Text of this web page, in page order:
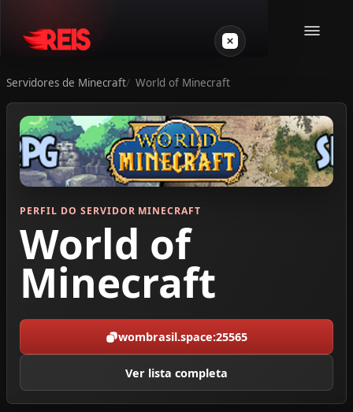
Minecraft
Outros jogos
Crie seu servidor
Servidores de Minecraft World of Minecraft
PERFIL DO SERVIDOR MINECRAFT
World of
Minecraft
wombrasil.space:25565
Ver lista completa